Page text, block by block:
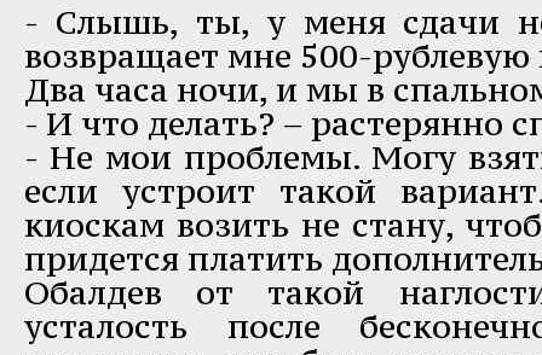
- Слышь, ты, у меня сдачи
возвращает мне 500-
Два часа ночи, и мы в
- И что делать? – растерянно
- Не мои проблемы. Могу
если устроит такой
киоскам возить не стану,
придется платить
Обалдев от такой
усталость после